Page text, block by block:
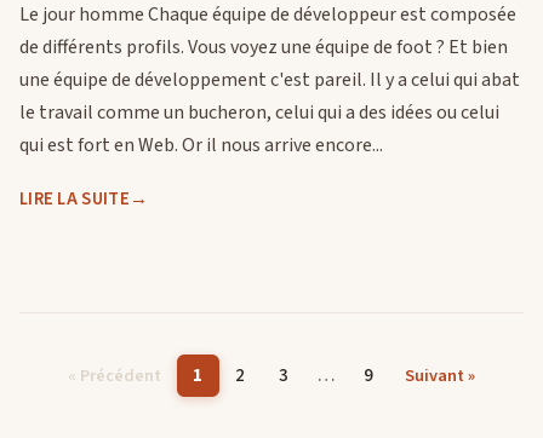
Le jour homme Chaque équipe de développeur est composée
de différents profils. Vous voyez une équipe de foot ? Et bien
une équipe de développement c'est pareil. Il y a celui qui abat
le travail comme un bucheron, celui qui a des idées ou celui
qui est fort en Web. Or il nous arrive encore...
LIRE LA SUITE
« Précédent 1 2 3 … 9 Suivant »